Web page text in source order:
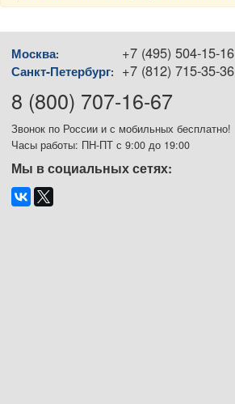
Москва: +7 (495) 504-15-16
Санкт-Петербург: +7 (812) 715-35-36
8 (800) 707-16-67
Звонок по России и с мобильных бесплатно!
Часы работы: ПН-ПТ с 9:00 до 19:00
Мы в социальных сетях: